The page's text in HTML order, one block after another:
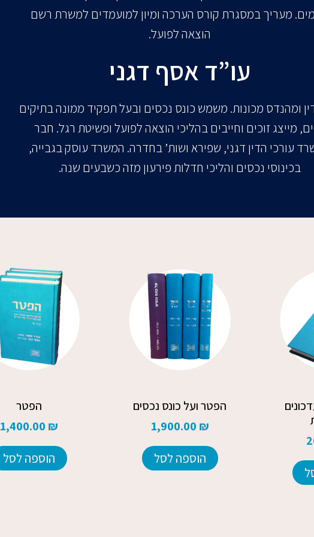
מעריך במסגרת קורס הערכה ומיון למועמדים למשרת רשם
הוצאה לפועל.
עו”ד אסף דגני
ומהנדס מכונות. משמש כונס נכסים ובעל תפקיד ממונה בתיקים
מייצג זוכים וחייבים בהליכי הוצאה לפועל ופשיטת רגל. חבר
עורכי הדין דגני, שפירא ושות’ בחדרה. המשרד עוסק בגבייה,
בכינוסי נכסים והליכי חדלות פירעון מזה כשבעים שנה.
הפטר ועל כונס נכסים
1,900.00 ₪
הוספה לסל
הפטר
1,400.00 ₪
הוספה לסל